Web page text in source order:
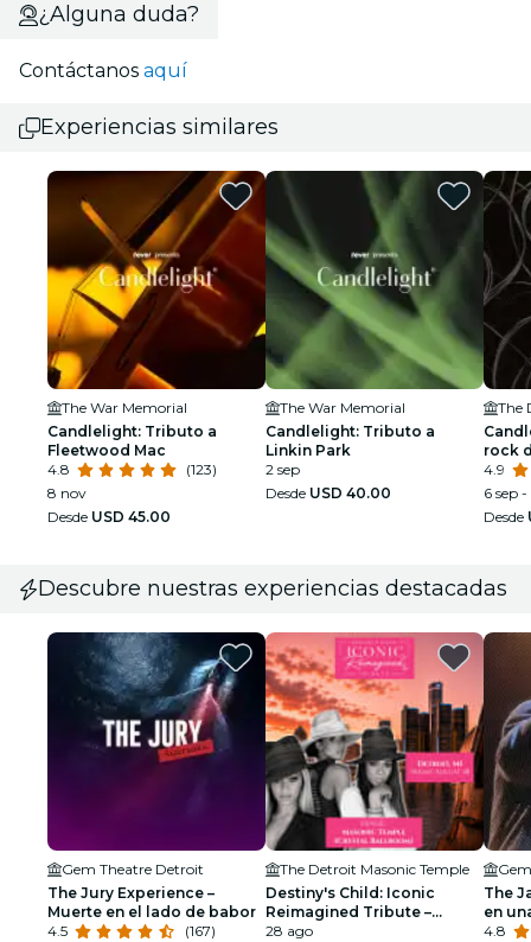
¿Alguna duda?
Contáctanos aquí
Experiencias similares
The War Memorial
Candlelight: Tributo a
Fleetwood Mac
4.8
(123)
8 nov
Desde USD 45.00
The War Memorial
Candlelight: Tributo a
Linkin Park
2 sep
Desde USD 40.00
The
rock
4.9
6 sep
Desde
Descubre nuestras experiencias destacadas
Gem Theatre Detroit
The Jury Experience –
Muerte en el lado de babor
4.5
(167)
The Detroit Masonic Temple
Destiny's Child: Iconic
Reimagined Tribute –
Detroit
28 ago
The
en
4.8